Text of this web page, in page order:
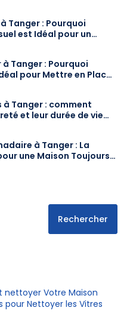
Tanger : Pourquoi
est Idéal pour un
Tanger : Pourquoi
pour Mettre en Place
Tanger : comment
et leur durée de vie
à Tanger : La
une Maison Toujours
Rechercher
Votre Maison
pour Nettoyer les Vitres